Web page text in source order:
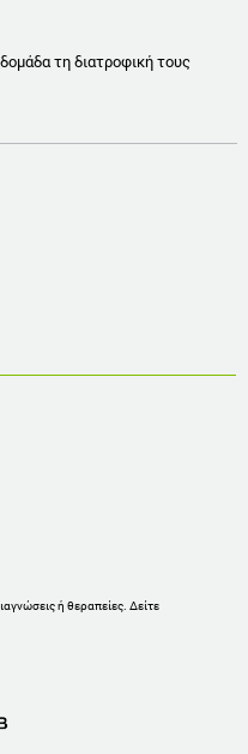
τη διατροφική τους
ή θεραπείες. Δείτε